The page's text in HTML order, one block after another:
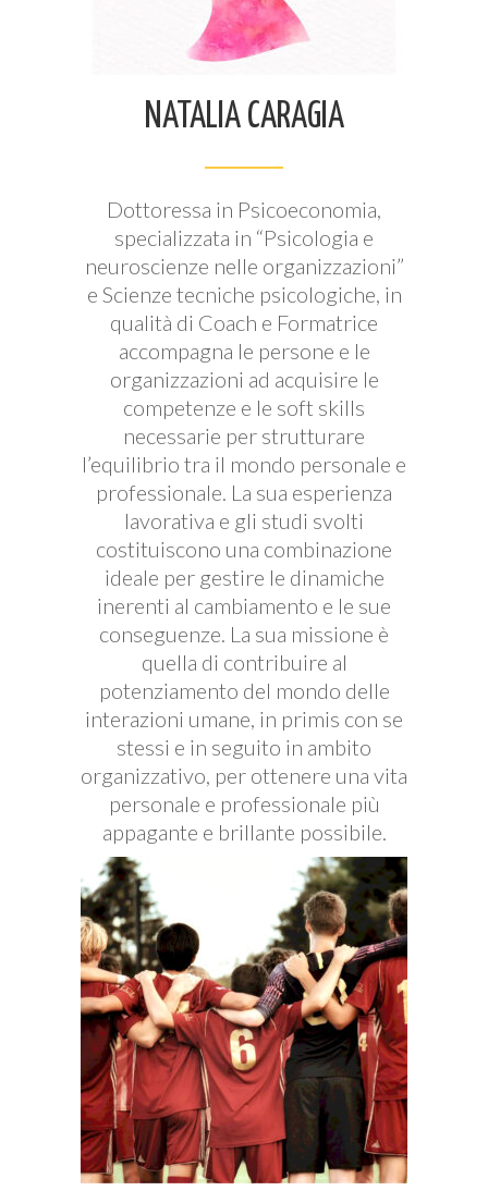
NATALIA CARAGIA
Dottoressa in Psicoeconomia,
specializzata in “Psicologia e
neuroscienze nelle organizzazioni”
e Scienze tecniche psicologiche, in
qualità di Coach e Formatrice
accompagna le persone e le
organizzazioni ad acquisire le
competenze e le soft skills
necessarie per strutturare
l’equilibrio tra il mondo personale e
professionale. La sua esperienza
lavorativa e gli studi svolti
costituiscono una combinazione
ideale per gestire le dinamiche
inerenti al cambiamento e le sue
conseguenze. La sua missione è
quella di contribuire al
potenziamento del mondo delle
interazioni umane, in primis con se
stessi e in seguito in ambito
organizzativo, per ottenere una vita
personale e professionale più
appagante e brillante possibile.